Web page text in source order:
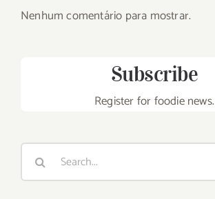
Nenhum comentário para mostrar.
Subscribe
Register for foodie news.